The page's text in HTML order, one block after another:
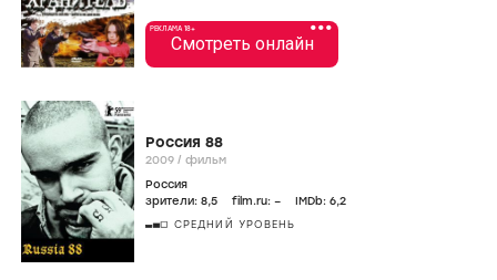
•••
РЕКЛАМА 18+
Смотреть онлайн
Россия 88
2009 / фильм
Россия
зрители: 8,5 film.ru: – IMDb: 6,2
СРЕДНИЙ УРОВЕНЬ